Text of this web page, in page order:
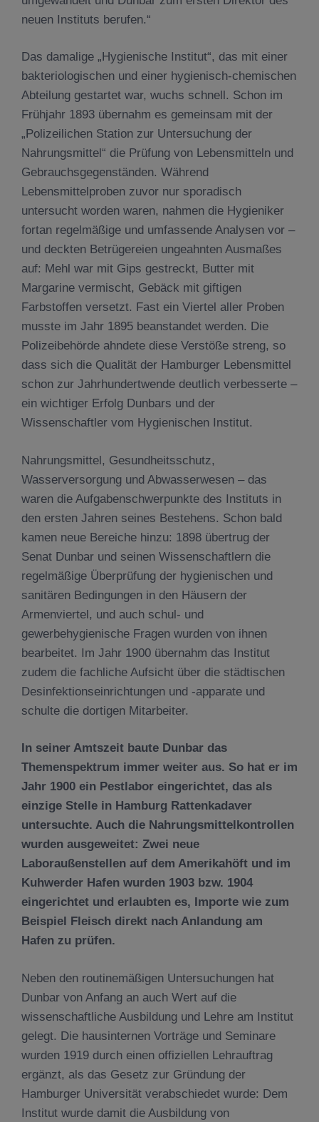
neuen Instituts berufen.“
Das damalige „Hygienische Institut“, das mit einer
bakteriologischen und einer hygienisch-chemischen
Abteilung gestartet war, wuchs schnell. Schon im
Frühjahr 1893 übernahm es gemeinsam mit der
„Polizeilichen Station zur Untersuchung der
Nahrungsmittel“ die Prüfung von Lebensmitteln und
Gebrauchsgegenständen. Während
Lebensmittelproben zuvor nur sporadisch
untersucht worden waren, nahmen die Hygieniker
fortan regelmäßige und umfassende Analysen vor –
und deckten Betrügereien ungeahnten Ausmaßes
auf: Mehl war mit Gips gestreckt, Butter mit
Margarine vermischt, Gebäck mit giftigen
Farbstoffen versetzt. Fast ein Viertel aller Proben
musste im Jahr 1895 beanstandet werden. Die
Polizeibehörde ahndete diese Verstöße streng, so
dass sich die Qualität der Hamburger Lebensmittel
schon zur Jahrhundertwende deutlich verbesserte –
ein wichtiger Erfolg Dunbars und der
Wissenschaftler vom Hygienischen Institut.
Nahrungsmittel, Gesundheitsschutz,
Wasserversorgung und Abwasserwesen – das
waren die Aufgabenschwerpunkte des Instituts in
den ersten Jahren seines Bestehens. Schon bald
kamen neue Bereiche hinzu: 1898 übertrug der
Senat Dunbar und seinen Wissenschaftlern die
regelmäßige Überprüfung der hygienischen und
sanitären Bedingungen in den Häusern der
Armenviertel, und auch schul- und
gewerbehygienische Fragen wurden von ihnen
bearbeitet. Im Jahr 1900 übernahm das Institut
zudem die fachliche Aufsicht über die städtischen
Desinfektionseinrichtungen und -apparate und
schulte die dortigen Mitarbeiter.
In seiner Amtszeit baute Dunbar das
Themenspektrum immer weiter aus. So hat er im
Jahr 1900 ein Pestlabor eingerichtet, das als
einzige Stelle in Hamburg Rattenkadaver
untersuchte. Auch die Nahrungsmittelkontrollen
wurden ausgeweitet: Zwei neue
Laboraußenstellen auf dem Amerikahöft und im
Kuhwerder Hafen wurden 1903 bzw. 1904
eingerichtet und erlaubten es, Importe wie zum
Beispiel Fleisch direkt nach Anlandung am
Hafen zu prüfen.
Neben den routinemäßigen Untersuchungen hat
Dunbar von Anfang an auch Wert auf die
wissenschaftliche Ausbildung und Lehre am Institut
gelegt. Die hausinternen Vorträge und Seminare
wurden 1919 durch einen offiziellen Lehrauftrag
ergänzt, als das Gesetz zur Gründung der
Hamburger Universität verabschiedet wurde: Dem
Institut wurde damit die Ausbildung von